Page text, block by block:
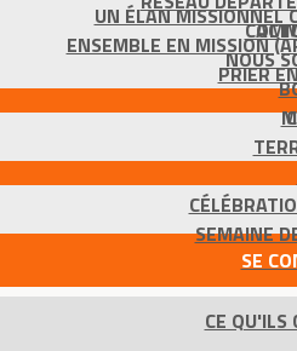
NOUS
UN ÉLAN MISSIONNEL
ENSEMBLE EN MISSION
PRIER
SEMAINE
SE
CE QU'ILS